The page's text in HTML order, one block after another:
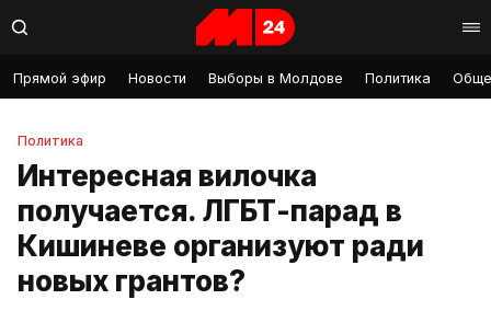
Прямой эфир Новости Выборы в Молдове Политика
Политика
Интересная вилочка
получается. ЛГБТ-парад в
Кишиневе организуют ради
новых грантов?